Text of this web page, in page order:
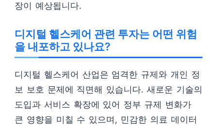
장이 예상됩니다.
디지털 헬스케어 관련 투자는 어떤 위험
을 내포하고 있나요?
디지털 헬스케어 산업은 엄격한 규제와 개인 정
보 보호 문제에 직면해 있습니다. 새로운 기술의
도입과 서비스 확장에 있어 정부 규제 변화가
큰 영향을 미칠 수 있으며, 민감한 의료 데이터